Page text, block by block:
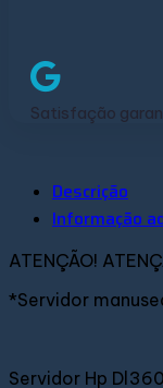
Satisfação
Descrição
Informação
ATENÇÃO!
*Servidor
Servidor Hp